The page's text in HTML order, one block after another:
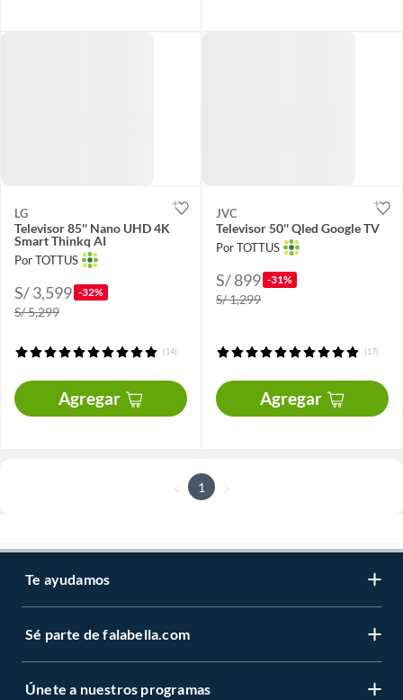
LG
Televisor 85'' Nano UHD 4K
Smart Thinkq AI
Por TOTTUS
S/ 3,599 -32%
S/ 5,299
(14)
Agregar
JVC
Televisor 50'' Qled Google TV
Por TOTTUS
S/ 899 -31%
S/ 1,299
(17)
Agregar
1
Te ayudamos
Sé parte de falabella.com
Únete a nuestros programas